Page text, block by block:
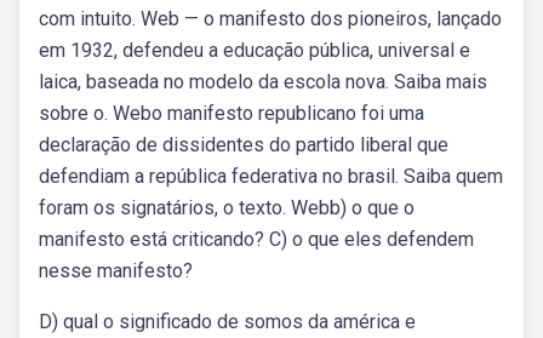
com intuito. Web — o manifesto dos pioneiros, lançado
em 1932, defendeu a educação pública, universal e
laica, baseada no modelo da escola nova. Saiba mais
sobre o. Webo manifesto republicano foi uma
declaração de dissidentes do partido liberal que
defendiam a república federativa no brasil. Saiba quem
foram os signatários, o texto. Webb) o que o
manifesto está criticando? C) o que eles defendem
nesse manifesto?
D) qual o significado de somos da américa e